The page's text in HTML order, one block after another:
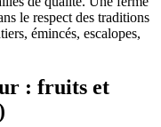
le respect des traditions
émincés, escalopes,
: fruits et